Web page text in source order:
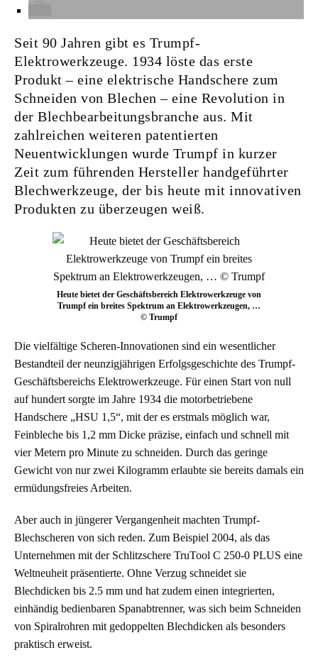
Seit 90 Jahren gibt es Trumpf-
Elektrowerkzeuge. 1934 löste das erste
Produkt – eine elektrische Handschere zum
Schneiden von Blechen – eine Revolution in
der Blechbearbeitungsbranche aus. Mit
zahlreichen weiteren patentierten
Neuentwicklungen wurde Trumpf in kurzer
Zeit zum führenden Hersteller handgeführter
Blechwerkzeuge, der bis heute mit innovativen
Produkten zu überzeugen weiß.
Heute bietet der Geschäftsbereich Elektrowerkzeuge von
Trumpf ein breites Spektrum an Elektrowerkzeugen, …
© Trumpf
Die vielfältige Scheren-Innovationen sind ein wesentlicher
Bestandteil der neunzigjährigen Erfolgsgeschichte des Trumpf-
Geschäftsbereichs Elektrowerkzeuge. Für einen Start von null
auf hundert sorgte im Jahre 1934 die motorbetriebene
Handschere „HSU 1,5“, mit der es erstmals möglich war,
Feinbleche bis 1,2 mm Dicke präzise, einfach und schnell mit
vier Metern pro Minute zu schneiden. Durch das geringe
Gewicht von nur zwei Kilogramm erlaubte sie bereits damals ein
ermüdungsfreies Arbeiten.
Aber auch in jüngerer Vergangenheit machten Trumpf-
Blechscheren von sich reden. Zum Beispiel 2004, als das
Unternehmen mit der Schlitzschere TruTool C 250-0 PLUS eine
Weltneuheit präsentierte. Ohne Verzug schneidet sie
Blechdicken bis 2.5 mm und hat zudem einen integrierten,
einhändig bedienbaren Spanabtrenner, was sich beim Schneiden
von Spiralrohren mit gedoppelten Blechdicken als besonders
praktisch erweist.